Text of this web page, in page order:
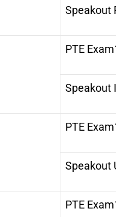
Speakout
PTE Exam
Speakout
PTE Exam
Speakout
PTE Exam